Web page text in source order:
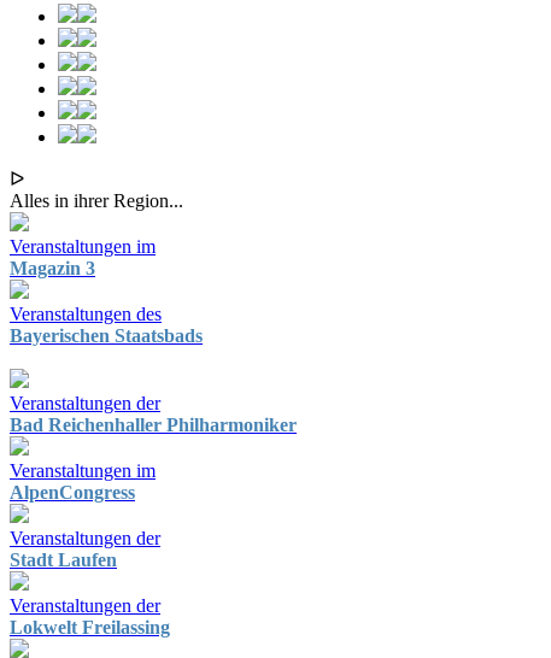
ᐅ
Alles in ihrer Region...
Veranstaltungen im
Magazin 3
Veranstaltungen des
Bayerischen Staatsbads
Veranstaltungen der
Bad Reichenhaller Philharmoniker
Veranstaltungen im
AlpenCongress
Veranstaltungen der
Stadt Laufen
Veranstaltungen der
Lokwelt Freilassing